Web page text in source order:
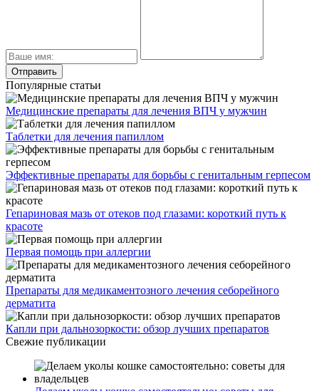
Популярные статьи
Медицинские препараты для лечения ВПЧ у мужчин
Таблетки для лечения папиллом
Эффективные препараты для борьбы с генитальным герпесом
Гепариновая мазь от отеков под глазами: короткий путь к
красоте
Первая помощь при аллергии
Препараты для медикаментозного лечения себорейного
дерматита
Капли при дальнозоркости: обзор лучших препаратов
Свежие публикации